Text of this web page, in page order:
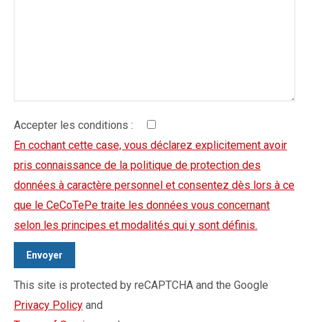
Accepter les conditions :
En cochant cette case, vous déclarez explicitement avoir
pris connaissance de la politique de protection des
données à caractère personnel et consentez dès lors à ce
que le CeCoTePe traite les données vous concernant
selon les principes et modalités qui y sont définis.
This site is protected by reCAPTCHA and the Google
Privacy Policy and